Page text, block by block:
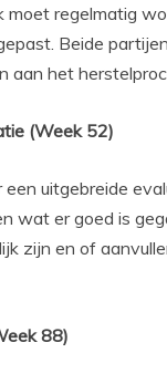
moet regelmatig
Beide
aan het
(Week 52)
uitgebreide
wat er goed is
zijn en of
88)